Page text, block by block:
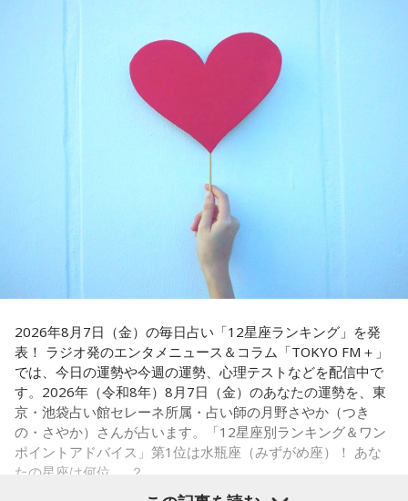
てドンはポン、ポン、ポン、と手を当てて厚さを確かめる。
そのままスーッと返す。返された側は帰りがけ、広いお庭の
中にあるお社に両手を合わせ、賽銭箱に封筒を置いていく、
と。こういう逸話がまことしやかに語られること自体が、ド
ンの権力を大きくしているんですね。直接、命令しなくても
「こういうドンが全国にいる、というわけですね」
「福岡って大物議員がたくさんいました。その中で藏内
さんはどういう位置づけか。麻生さん、武田さん、かつては
古賀誠さん、山崎拓さん、村上正邦さん、といった方も。大
物が同じ県内にたくさんいることが、ドンを生み出す第2の条
件です」
長野 「はい」
常井 「というのは、県議会の自民党も国会議員の系列ごとに
分かれていて。知事選や市長選があると保守分裂になってし
まうんですね。その間をつなぐ調整役が必要になると。実
本土復帰当時の記憶はありませんが、「僕らは“復帰っ子”と言
われている」と話すゴリさん。両親からは、復帰直後の沖縄
の活気や、ドルから円への切り替えをめぐる混乱を聞いて育
ちました。なかでも「『円になったほうがお金が減る』と文
句を言っていた」というエピソードは、当時ならではの出来
事として印象に残っているそうです。
阪へ。しかし翌朝、父親の姿はなく、「今日からおじさんと
おばさんと暮らすんだよ」と告げられます。「映画みたいな
嘘みたいな話で」と振り返るように、突然始まった新生活に
戸惑い、転校先でも誰とも話せない日々が続きました。
孤独を感じるなかで、「何かしなきゃ」との思いから、クラ
る」という気づきを得て、掃除の時間に机の上で松田聖子さ
んの「青い珊瑚礁」を歌いながら一発芸を披露。最初は教室
が静まり返ったものの、その後は「あんなに無口だった転校
生が急に変なことをやり出した」と話題になり、「お前、お
もろいな」「遊ぼうや」と友達の輪が一気に広がったといい
ます。
この出来事をきっかけに、「笑いは武器になる」と実感。
「自分を認めてもらうには、人を笑わせればいい」という体
2026年8月7日（金）の毎日占い「12星座ランキング」を発
表！ ラジオ発のエンタメニュース＆コラム「TOKYO FM＋」
では、今日の運勢や今週の運勢、心理テストなどを配信中で
す。2026年（令和8年）8月7日（金）のあなたの運勢を、東
京・池袋占い館セレーネ所属・占い師の月野さやか（つき
の・さやか）さんが占います。「12星座別ランキング＆ワン
ポイントアドバイス」第1位は水瓶座（みずがめ座）！ あな
たの星座は何位……？